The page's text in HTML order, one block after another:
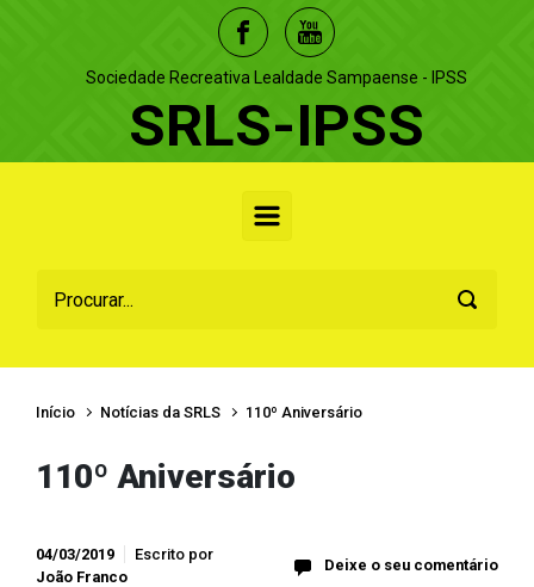
Sociedade Recreativa Lealdade Sampaense - IPSS
SRLS-IPSS
Início Notícias da SRLS 110º Aniversário
110º Aniversário
04/03/2019
Escrito por
João Franco
Deixe o seu comentário